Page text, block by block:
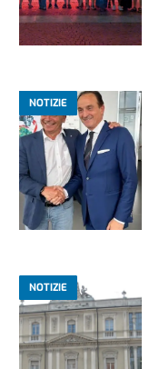
NOTIZIE
NOTIZIE